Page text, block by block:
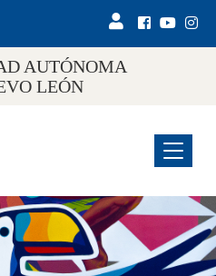
AUTÓNOMA
LEÓN
Menu